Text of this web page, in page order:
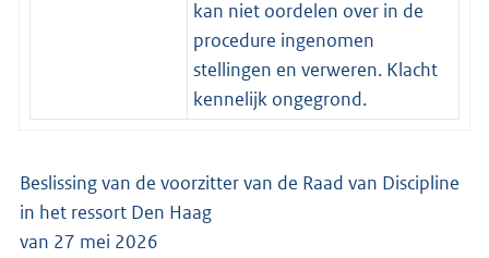
kan niet oordelen over in de
procedure ingenomen
stellingen en verweren. Klacht
kennelijk ongegrond.
Beslissing van de voorzitter van de Raad van Discipline
in het ressort Den Haag
van 27 mei 2026